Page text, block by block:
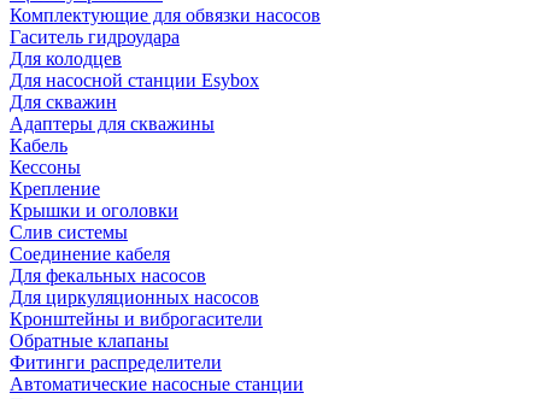
Комплектующие для обвязки насосов
Гаситель гидроудара
Для колодцев
Для насосной станции Esybox
Для скважин
Адаптеры для скважины
Кабель
Кессоны
Крепление
Крышки и оголовки
Слив системы
Соединение кабеля
Для фекальных насосов
Для циркуляционных насосов
Кронштейны и виброгасители
Обратные клапаны
Фитинги распределители
Автоматические насосные станции